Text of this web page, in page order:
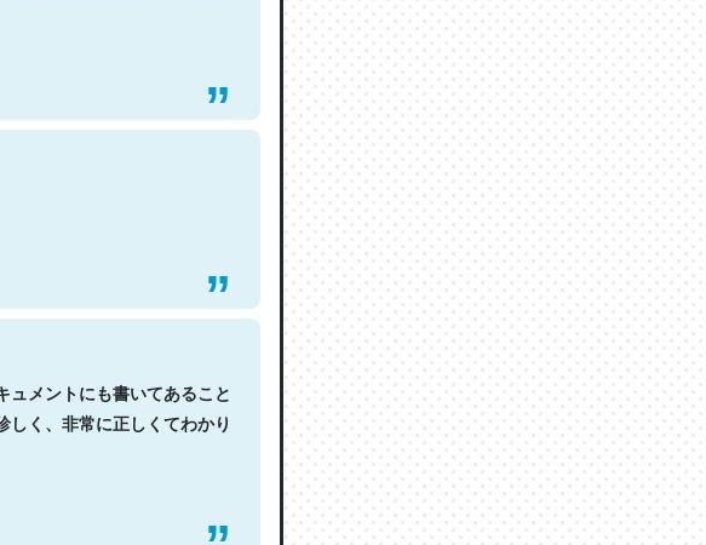
メントにも書いてあること
しく、非常に正しくてわかり